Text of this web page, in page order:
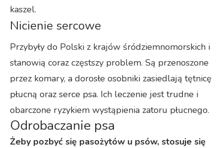
kaszel.
Nicienie sercowe
Przybyły do Polski z krajów śródziemnomorskich i
stanowią coraz częstszy problem. Są przenoszone
przez komary, a dorosłe osobniki zasiedlają tętnicę
płucną oraz serce psa. Ich leczenie jest trudne i
obarczone ryzykiem wystąpienia zatoru płucnego.
Odrobaczanie psa
Żeby pozbyć się pasożytów u psów, stosuje się